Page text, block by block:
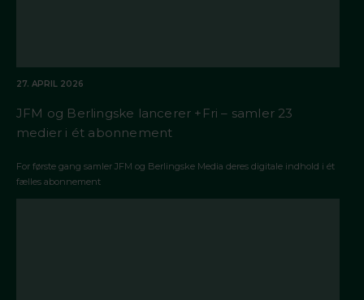
27. APRIL 2026
JFM og Berlingske lancerer +Fri – samler 23
medier i ét abonnement
For første gang samler JFM og Berlingske Media deres digitale indhold i ét
fælles abonnement